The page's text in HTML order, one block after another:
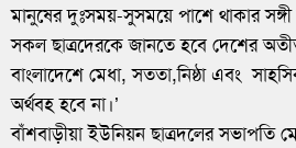
মানুষের দুঃসময়-সুসময়ে পাশে থাকার সঙ্গী
সকল ছাত্রদেরকে জানতে হবে দেশের
বাংলাদেশে মেধা, সততা,নিষ্ঠা এবং
অর্থবহ হবে না।’
বাঁশবাড়ীয়া ইউনিয়ন ছাত্রদলের